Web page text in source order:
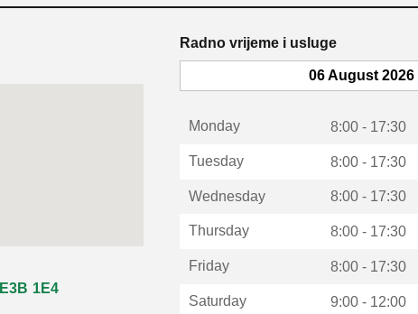
1E4
Radno vrijeme i usluge
06 August 2026
Monday 8:00 - 17:30
Tuesday 8:00 - 17:30
Wednesday 8:00 - 17:30
Thursday 8:00 - 17:30
Friday 8:00 - 17:30
Saturday 9:00 - 12:00